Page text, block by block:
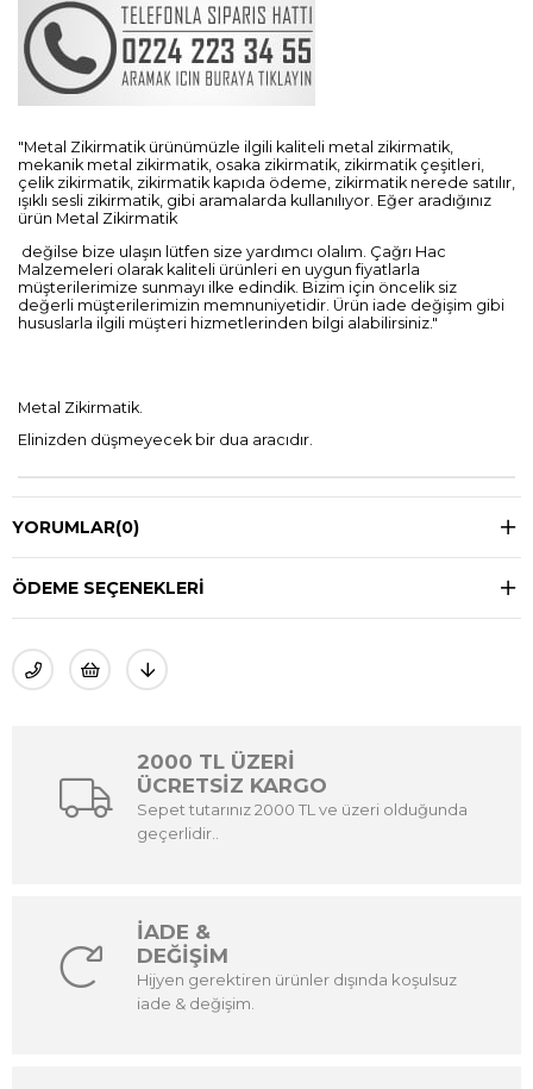
"Metal Zikirmatik ürünümüzle ilgili kaliteli metal zikirmatik,
mekanik metal zikirmatik, osaka zikirmatik, zikirmatik çeşitleri,
çelik zikirmatik, zikirmatik kapıda ödeme, zikirmatik nerede satılır,
ışıklı sesli zikirmatik, gibi aramalarda kullanılıyor. Eğer aradığınız
ürün Metal Zikirmatik
değilse bize ulaşın lütfen size yardımcı olalım. Çağrı Hac
Malzemeleri olarak kaliteli ürünleri en uygun fiyatlarla
müşterilerimize sunmayı ilke edindik. Bizim için öncelik siz
değerli müşterilerimizin memnuniyetidir. Ürün iade değişim gibi
hususlarla ilgili müşteri hizmetlerinden bilgi alabilirsiniz."
Metal Zikirmatik.
Elinizden düşmeyecek bir dua aracıdır.
YORUMLAR(0)
ÖDEME SEÇENEKLERI
2000 TL ÜZERİ
ÜCRETSİZ KARGO
Sepet tutarınız 2000 TL ve üzeri olduğunda
geçerlidir..
İADE &
DEĞİŞİM
Hijyen gerektiren ürünler dışında koşulsuz
iade & değişim.